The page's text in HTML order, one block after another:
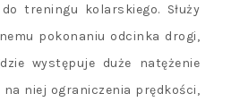
treningu kolarskiego. Służy
pokonaniu odcinka drogi,
występuje duże natężenie
na niej ograniczenia prędkości,